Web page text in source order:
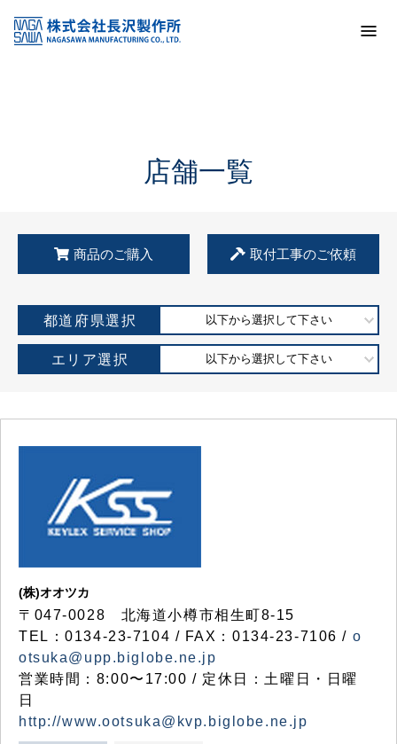
KSS加盟店・取扱店情報
店舗一覧
店舗一覧
商品のご購入 取付工事のご依頼
都道府県選択 以下から選択して下さい
エリア選択 以下から選択して下さい
(株)オオツカ
〒047-0028 北海道小樽市相生町8-15
TEL：0134-23-7104 / FAX：0134-23-7106 / o
otsuka@upp.biglobe.ne.jp
営業時間：8:00〜17:00 / 定休日：土曜日・日曜
日
http://www.ootsuka@kvp.biglobe.ne.jp